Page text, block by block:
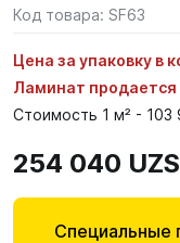
Код товара: SF63
Цена за упаковку в
Ламинат продается
Стоимость 1 м² - 103
254 040 UZS
Специальные